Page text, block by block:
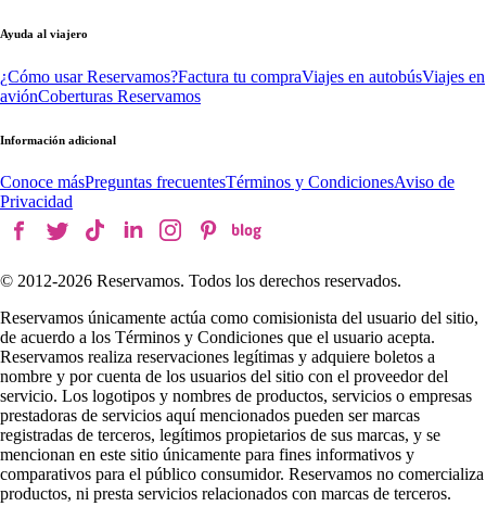
Ayuda al viajero
¿Cómo usar Reservamos?Factura tu compraViajes en autobúsViajes en
aviónCoberturas Reservamos
Información adicional
Conoce másPreguntas frecuentesTérminos y CondicionesAviso de
Privacidad
© 2012-2026 Reservamos. Todos los derechos reservados.
Reservamos únicamente actúa como comisionista del usuario del sitio,
de acuerdo a los Términos y Condiciones que el usuario acepta.
Reservamos realiza reservaciones legítimas y adquiere boletos a
nombre y por cuenta de los usuarios del sitio con el proveedor del
servicio. Los logotipos y nombres de productos, servicios o empresas
prestadoras de servicios aquí mencionados pueden ser marcas
registradas de terceros, legítimos propietarios de sus marcas, y se
mencionan en este sitio únicamente para fines informativos y
comparativos para el público consumidor. Reservamos no comercializa
productos, ni presta servicios relacionados con marcas de terceros.